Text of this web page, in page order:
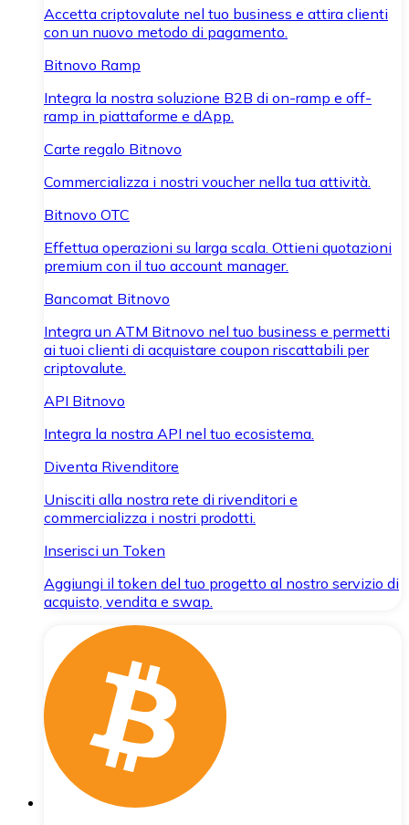
Accetta criptovalute nel tuo business e attira clienti
con un nuovo metodo di pagamento.
Bitnovo Ramp
Integra la nostra soluzione B2B di on-ramp e off-
ramp in piattaforme e dApp.
Carte regalo Bitnovo
Commercializza i nostri voucher nella tua attività.
Bitnovo OTC
Effettua operazioni su larga scala. Ottieni quotazioni
premium con il tuo account manager.
Bancomat Bitnovo
Integra un ATM Bitnovo nel tuo business e permetti
ai tuoi clienti di acquistare coupon riscattabili per
criptovalute.
API Bitnovo
Integra la nostra API nel tuo ecosistema.
Diventa Rivenditore
Unisciti alla nostra rete di rivenditori e
commercializza i nostri prodotti.
Inserisci un Token
Aggiungi il token del tuo progetto al nostro servizio di
acquisto, vendita e swap.